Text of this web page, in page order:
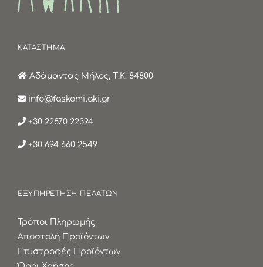
ΚΑΤΑΣΤΗΜΑ
Αδάμαντας Μήλος, Τ.Κ. 84800
info@faskomilaki.gr
+30 22870 22394
+30 694 660 2549
ΕΞΥΠΗΡΕΤΗΣΗ ΠΕΛΑΤΩΝ
Τρόποι Πληρωμής
Αποστολή Προϊόντων
Επιστροφές Προϊόντων